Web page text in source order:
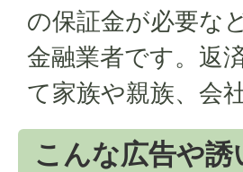
の保証金が必要な
金融業者です。返
て家族や親族、会
こんな広告や